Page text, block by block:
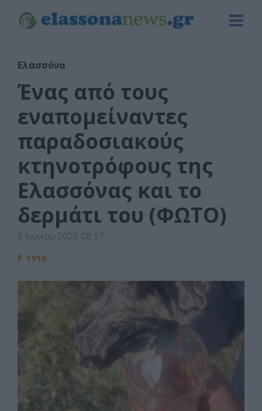
Ελασσόνα
Ένας από τους
εναπομείναντες
παραδοσιακούς
κτηνοτρόφους της
Ελασσόνας και το
δερμάτι του (ΦΩΤΟ)
3 Ιουνίου 2026 08:57
1910